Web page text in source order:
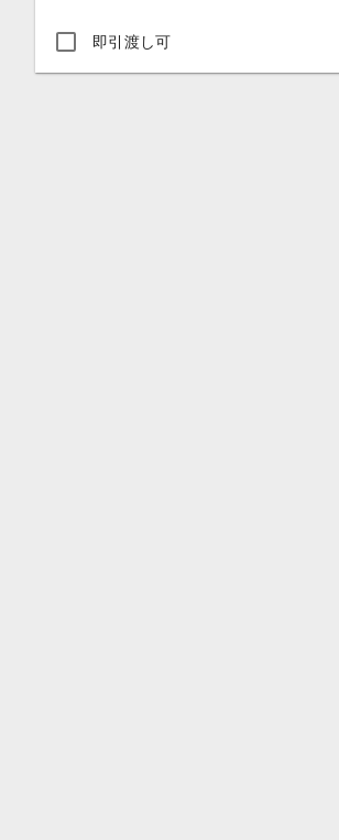
即引渡し可